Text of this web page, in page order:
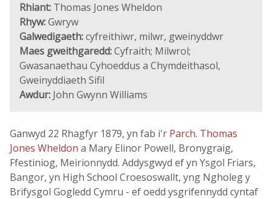
Rhiant: Thomas Jones Wheldon
Rhyw:Gwryw
Galwedigaeth:cyfreithiwr, milwr, gweinyddwr
Maes gweithgaredd:Cyfraith; Milwrol;
Gwasanaethau Cyhoeddus a Chymdeithasol,
Gweinyddiaeth Sifil
Awdur: John Gwynn Williams
Ganwyd 22 Rhagfyr 1879, yn fab i'r Parch. Thomas
Jones Wheldon a Mary Elinor Powell, Bronygraig,
Ffestiniog, Meirionnydd. Addysgwyd ef yn Ysgol Friars,
Bangor, yn High School Croesoswallt, yng Ngholeg y
Brifysgol Gogledd Cymru - ef oedd ysgrifennydd cyntaf